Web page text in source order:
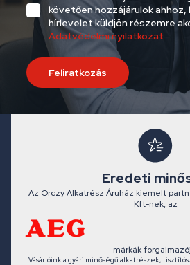
követően hozzájárulok
hírlevelet küldjön részemre
Adatvédelmi nyilatkozat
Feliratkozás
Eredeti
Az Orczy Alkatrész Áruház kiemelt
Kft-nek, az
márkák
Vásárlóink a gyári minőségű alkatrészek,